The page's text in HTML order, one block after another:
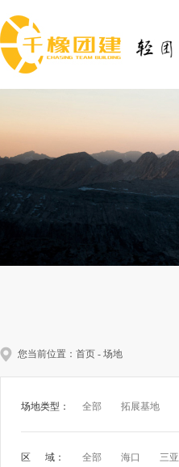
您当前位置： 首页 - 场地
场地类型： 全部 拓展基地
区 域： 全部 海口 三亚